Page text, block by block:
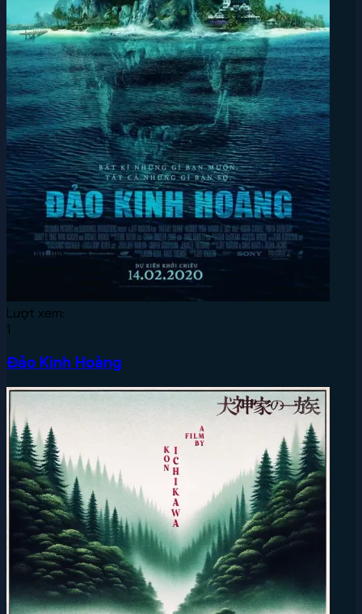
Lượt xem:
1
Đảo Kinh Hoàng